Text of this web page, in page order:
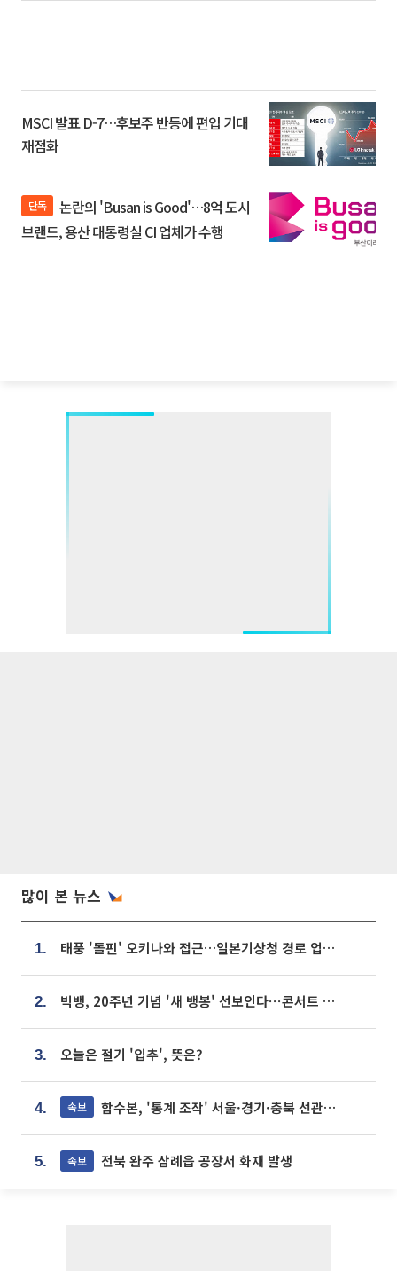
MSCI 발표 D-7…후보주 반등에 편입 기대
재점화
단독
브랜드, 용산 대통령실 CI 업체가 수행
많이 본 뉴스
1. 태풍 '돌핀' 오키나와 접근…일본기상청 경로 업데이트
2. 빅뱅, 20주년 기념 '새 뱅봉' 선보인다⋯콘서트 앞두고 팝업 개최
3. 오늘은 절기 '입추', 뜻은?
4. 속보 합수본, '통계 조작' 서울·경기·충북 선관위 등 추가 압수수색
5. 속보 전북 완주 삼례읍 공장서 화재 발생